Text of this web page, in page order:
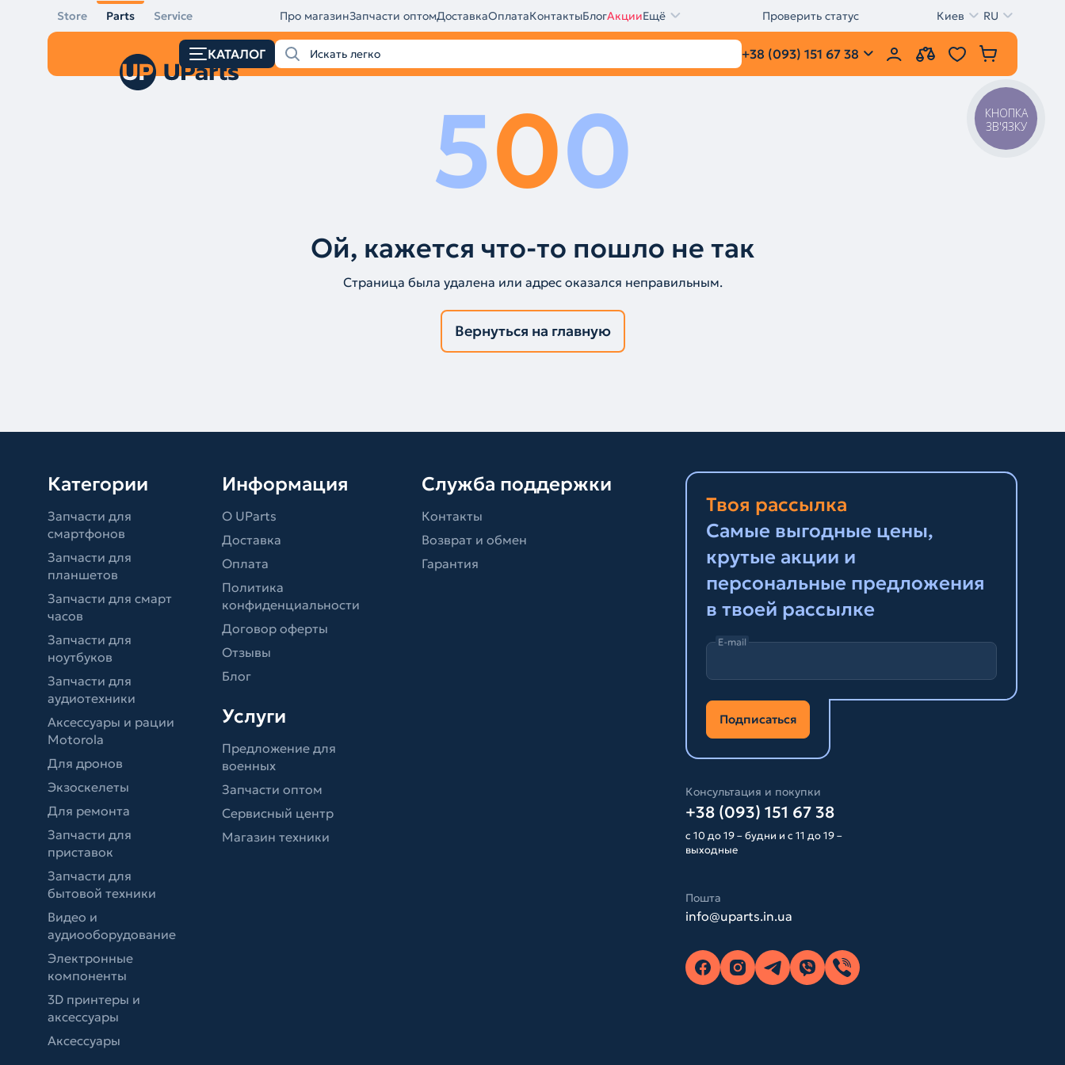
Store Parts Service Про магазинЗапчасти оптомДоставкаОплатаКонтактыБлогАкцииЕщё Проверить статус Киев RU
КАТАЛОГ +38 (093) 151 67 38
500
Ой, кажется что-то пошло не так
Страница была удалена или адрес оказался неправильным.
Вернуться на главную
Категории
Запчасти для
смартфонов
Запчасти для
планшетов
Запчасти для смарт
часов
Запчасти для
ноутбуков
Запчасти для
аудиотехники
Аксессуары и рации
Motorola
Для дронов
Экзоскелеты
Для ремонта
Запчасти для
приставок
Запчасти для
бытовой техники
Видео и
аудиооборудование
Электронные
компоненты
3D принтеры и
аксессуары
Аксессуары
Информация
О UParts
Доставка
Оплата
Политика
конфиденциальности
Договор оферты
Отзывы
Блог
Услуги
Предложение для
военных
Запчасти оптом
Сервисный центр
Магазин техники
Служба поддержки
Контакты
Возврат и обмен
Гарантия
Твоя рассылка
Самые выгодные цены,
крутые акции и
персональные предложения
в твоей рассылке
E-mail
Подписаться
Консультация и покупки
+38 (093) 151 67 38
с 10 до 19 – будни и с 11 до 19 –
выходные
Пошта
info@uparts.in.ua
КНОПКА
ЗВ'ЯЗКУ